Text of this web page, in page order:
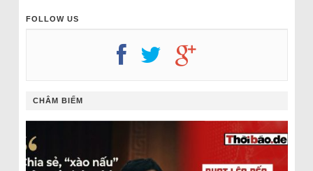
FOLLOW US
CHÂM BIẾM